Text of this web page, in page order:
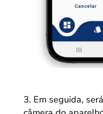
Em seguida,